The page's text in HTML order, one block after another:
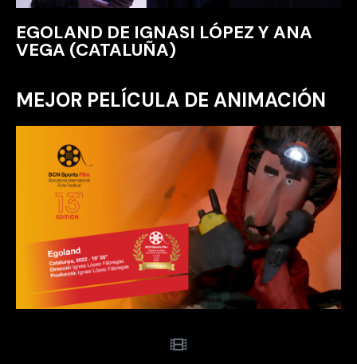
EGOLAND DE IGNASI LÓPEZ Y ANA
VEGA (CATALUÑA)
MEJOR PELÍCULA DE ANIMACIÓN